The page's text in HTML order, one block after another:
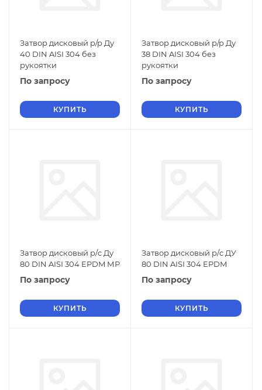
Затвор дисковый р/р Ду
40 DIN AISI 304 без
рукоятки
По запросу
КУПИТЬ
Затвор дисковый р/р Ду
38 DIN AISI 304 без
рукоятки
По запросу
КУПИТЬ
Затвор дисковый р/c Ду
80 DIN AISI 304 EPDM МР
По запросу
КУПИТЬ
Затвор дисковый р/c ДУ
80 DIN AISI 304 EPDM
По запросу
КУПИТЬ